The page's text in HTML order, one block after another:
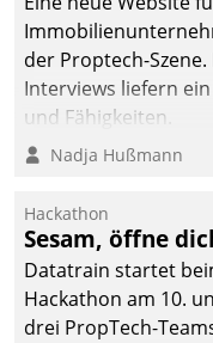
der Proptech-
Interviews liefern
und Fähigkeiten.
Nadja Hußmann
Hackathon
Sesam, öffne
Datatrain startet
Hackathon am 10.
drei PropTech-